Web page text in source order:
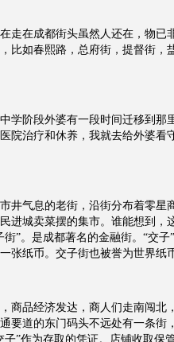
走在成都街头虽然人还在，物已
比如春熙路，总府街，提督街，
学阶段外婆有一段时间迁移到那
院治疗和休养，我就去给外婆看
井气息的老街，沿街分布着零星
进城卖菜摆的集市。谁能想到，
”。是成都著名的金融街。“交
张纸币。交子街也被誉为世界纸
商品经济发达，商人们走南闯北
要道的东门码头不远处有一条街
”作为存取的凭证。店铺收取保